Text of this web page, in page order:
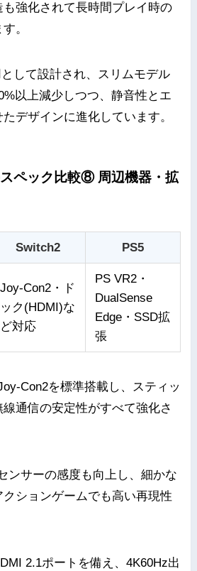
強化されて長時間プレイ時の
。
して設計され、スリムモデル
以上減少しつつ、静音性とエ
デザインに進化しています。
ペック比較⑧ 周辺機器・拡
Switch2 PS5
Joy-Con2・ド
ック(HDMI)な
ど対応
PS VR2・
DualSense
Edge・SSD拡
張
Con2を標準搭載し、スティッ
通信の安定性がすべて強化さ
ンサーの感度も向上し、細かな
ションゲームでも高い再現性
2.1ポートを備え、4K60Hz出